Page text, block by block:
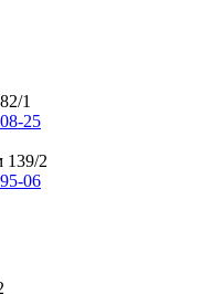
1
25
139/2
06